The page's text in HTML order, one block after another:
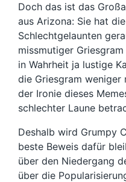
Doch das ist das
aus Arizona: Sie hat
Schlechtgelaunten
missmutiger
in Wahrheit ja lustige
die Griesgram weniger
der Ironie dieses
schlechter Laune
Deshalb wird Grumpy
beste Beweis dafür
über den Niedergang
über die